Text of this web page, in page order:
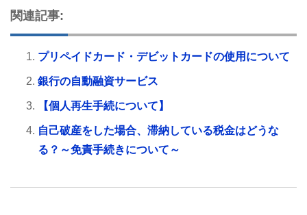
関連記事:
プリペイドカード・デビットカードの使用について
銀行の自動融資サービス
【個人再生手続について】
自己破産をした場合、滞納している税金はどうな
る？～免責手続きについて～